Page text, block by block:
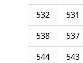
531
532
537
538
543
544